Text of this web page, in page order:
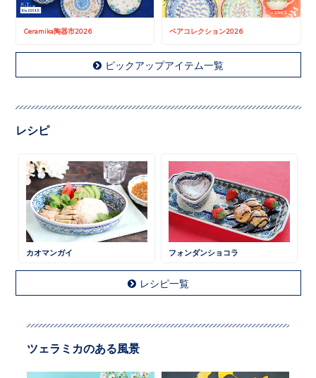
Ceramika陶器市2026 ペアコレクション2026
ピックアップアイテム一覧
レシピ
カオマンガイ フォンダンショコラ
レシピ一覧
ツェラミカのある風景